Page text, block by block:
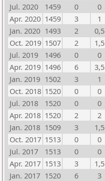
Jul. 2020
1459 0
0
Apr. 2020 1459 3
1
Jan. 2020 1493 2
0,5
Oct. 2019 1507 2
1,5
Jul. 2019
1496 0
0
Apr. 2019 1496 6
3,5
Jan. 2019 1502 3
1
Oct. 2018 1520 0
0
Jul. 2018
1520 0
0
Apr. 2018 1520 2
2
Jan. 2018 1509 3
1,5
Oct. 2017 1513 0
0
Jul. 2017
1513 0
0
Apr. 2017 1513 3
1,5
Jan. 2017 1520 6
3